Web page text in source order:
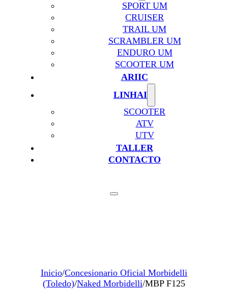
SPORT UM
CRUISER
TRAIL UM
SCRAMBLER UM
ENDURO UM
SCOOTER UM
ARIIC
LINHAI
SCOOTER
ATV
UTV
TALLER
CONTACTO
Inicio/Concesionario Oficial Morbidelli
(Toledo)/Naked Morbidelli/MBP F125